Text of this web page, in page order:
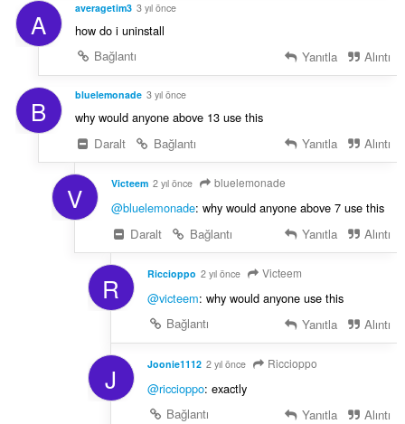
A averagetim3 3 yıl önce
how do i uninstall
Bağlantı
Yanıtla Alıntı
B bluelemonade 3 yıl önce
why would anyone above 13 use this
Daralt
Bağlantı Yanıtla Alıntı
V Victeem 2 yıl önce bluelemonade
@bluelemonade: why would anyone above 7 use this
Daralt
Bağlantı Yanıtla Alıntı
R Riccioppo 2 yıl önce Victeem
@victeem: why would anyone use this
Bağlantı
Yanıtla Alıntı
J Joonie1112 2 yıl önce Riccioppo
@riccioppo: exactly
Bağlantı
Yanıtla Alıntı